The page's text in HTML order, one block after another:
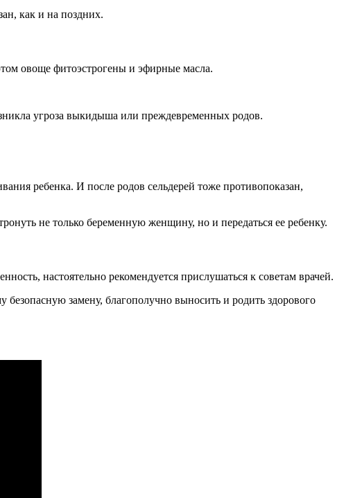
как и на поздних.
овоще фитоэстрогены и эфирные масла.
угроза выкидыша или преждевременных родов.
ребенка. И после родов сельдерей тоже противопоказан,
не только беременную женщину, но и передаться ее ребенку.
настоятельно рекомендуется прислушаться к советам врачей.
замену, благополучно выносить и родить здорового